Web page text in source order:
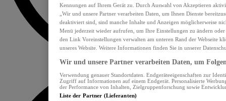
Kennungen auf Ihrem Gerät zu. Durch Auswahl von Akzeptieren
„Wir und unsere Partner verarbeiten Daten, um Ihnen Dienste
deaktiviert sind, sind manche Inhalte und Anzeigen möglicherweise
Menü jederzeit wieder aufrufen, um Ihre Einstellungen zu ändern
den Link Voreinstellungen verwalten am unteren Rand der Webseite
unseres Website. Weitere Informationen finden Sie in unserer
Wir und unsere Partner verarbeiten Daten, um
Verwendung genauer Standortdaten. Endgeräteeigenschaften zur
Zugriff auf Informationen auf einem Endgerät. Personalisierte
der Performance von Inhalten, Zielgruppenforschung sowie
Liste der Partner (Lieferanten)